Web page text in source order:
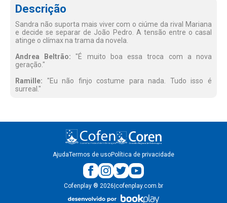
Descrição
Sandra não suporta mais viver com o ciúme da rival Mariana
e decide se separar de João Pedro. A tensão entre o casal
atinge o clímax na trama da novela.
Andrea Beltrão: "É muito boa essa troca com a nova
geração."
Ramille: "Eu não finjo costume para nada. Tudo isso é
surreal."
AjudaTermos de usoPolítica de privacidade
Cofenplay ® 2026 cofenplay.com.br